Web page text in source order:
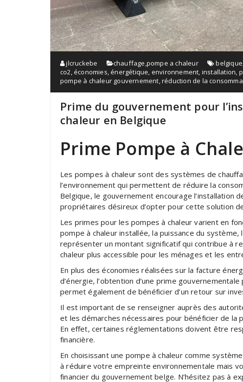
jlcruckebe chauffage,pompe a chaleur belgique
co2,économies,énergétique, environnement, installation,
pompe à chaleur gouvernement,réduction de la
Prime du gouvernement pour
chaleur en Belgique
Prime Pompe à
Les pompes à chaleur sont des systèmes de
l’environnement qui permettent de réduire la
Belgique, le gouvernement encourage l’installation
propriétaires désireux d’opter pour cette solution
Les primes pour les pompes à chaleur varient en
pompe à chaleur installée, la puissance du
représenter un montant significatif qui contribue à
chaleur plus accessible pour les ménages et les
En plus des économies réalisées sur la facture
d’énergie, l’obtention d’une prime
permet également de bénéficier d’un retour sur
Il est important de se renseigner auprès des
et les démarches nécessaires pour bénéficier de la
En effet, certaines réglementations doivent être
financière.
En choisissant une pompe à chaleur comme
à réduire votre empreinte environnementale mais
financier du gouvernement belge. N’hésitez pas à